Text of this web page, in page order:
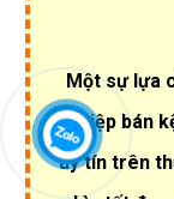
Một sự lựa
nghiệp bán
uy tín trên